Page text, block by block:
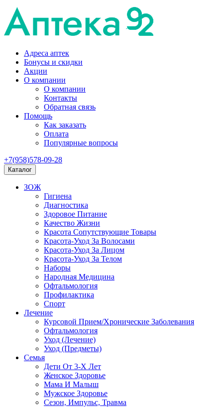
Адреса аптек
Бонусы и скидки
Акции
О компании
О компании
Контакты
Обратная связь
Помощь
Как заказать
Оплата
Популярные вопросы
+7(958)578-09-28
Каталог
ЗОЖ
Гигиена
Диагностика
Здоровое Питание
Качество Жизни
Красота Сопутствующие Товары
Красота-Уход За Волосами
Красота-Уход За Лицом
Красота-Уход За Телом
Наборы
Народная Медицина
Офтальмология
Профилактика
Спорт
Лечение
Курсовой Прием/Хронические Заболевания
Офтальмология
Уход (Лечение)
Уход (Предметы)
Семья
Дети От 3-Х Лет
Женское Здоровье
Мама И Малыш
Мужское Здоровье
Сезон, Импульс, Травма